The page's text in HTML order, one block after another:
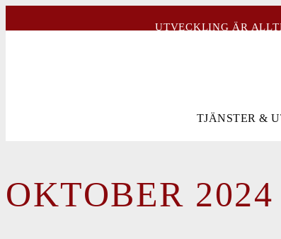
UTVECKLING ÄR
TJÄNSTER &
OKTOBER 2024